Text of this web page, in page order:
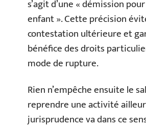
s’agit d’une « démission
enfant ». Cette précision
contestation ultérieure et
bénéfice des droits
mode de rupture.
Rien n’empêche ensuite le
reprendre une activité
jurisprudence va dans ce